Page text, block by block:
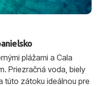
plážami a Cala
Priezračná voda, biely
túto zátoku ideálnou pre